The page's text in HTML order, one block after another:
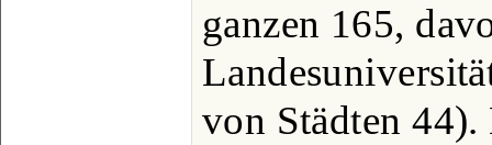
ganzen 165,
von Städten 44).